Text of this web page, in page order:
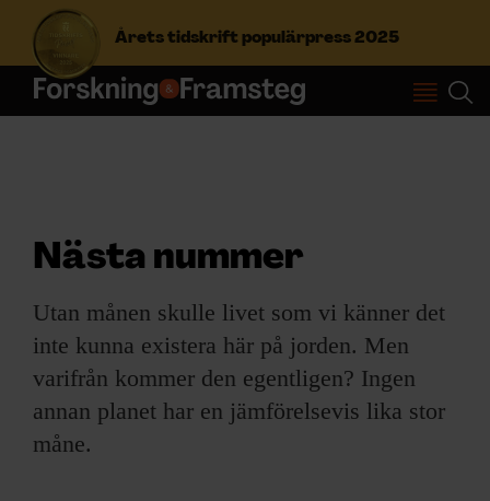
Årets tidskrift populärpress 2025
S
NYHETSBREV
ÄMNEN
Nästa nummer
Utan månen skulle livet som vi känner det
inte kunna existera här på jorden. Men
varifrån kommer den egentligen? Ingen
annan planet har en jämförelsevis lika stor
måne.